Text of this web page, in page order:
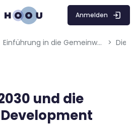
menu
menu
Anmelden
Einführung in die Gemeinwohl-Ökonomie (GWÖ)
und die